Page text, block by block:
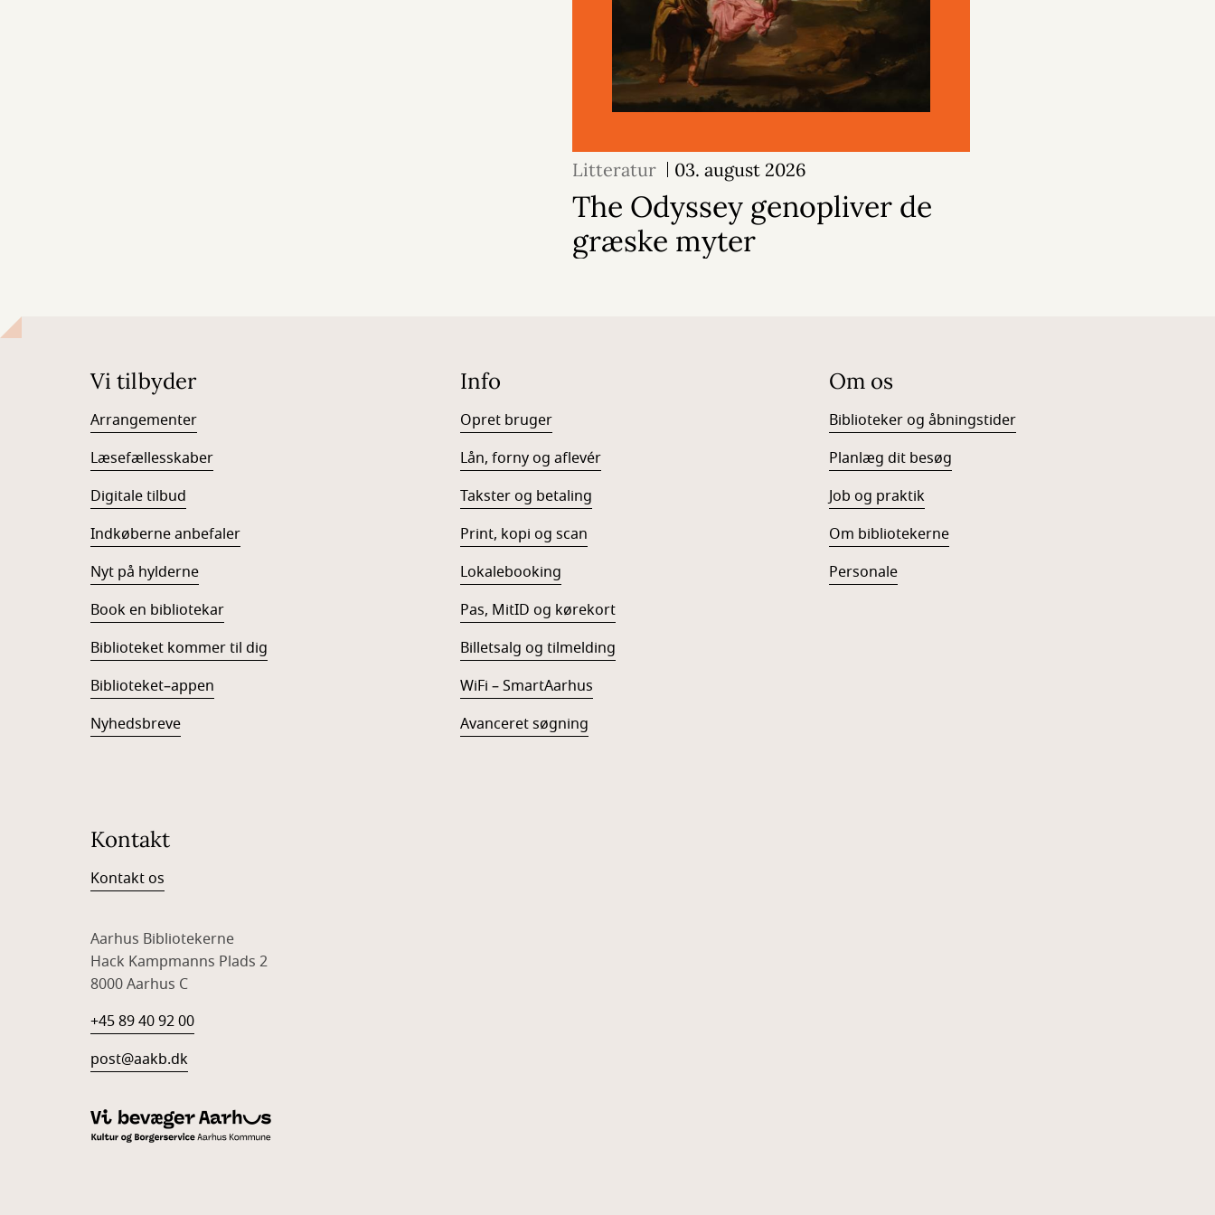
Litteratur 03. august 2026
The Odyssey genopliver de
græske myter
Vi tilbyder
Arrangementer
Læsefællesskaber
Digitale tilbud
Indkøberne anbefaler
Nyt på hylderne
Book en bibliotekar
Biblioteket kommer til dig
Biblioteket–appen
Nyhedsbreve
Info
Opret bruger
Lån, forny og aflevér
Takster og betaling
Print, kopi og scan
Lokalebooking
Pas, MitID og kørekort
Billetsalg og tilmelding
WiFi – SmartAarhus
Avanceret søgning
Om os
Biblioteker og åbningstider
Planlæg dit besøg
Job og praktik
Om bibliotekerne
Personale
Kontakt
Kontakt os
Aarhus Bibliotekerne
Hack Kampmanns Plads 2
8000 Aarhus C
+45 89 40 92 00
post@aakb.dk